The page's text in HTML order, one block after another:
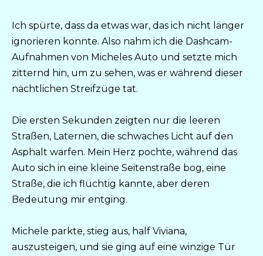
Ich spürte, dass da etwas war, das ich nicht länger
ignorieren konnte. Also nahm ich die Dashcam-
Aufnahmen von Micheles Auto und setzte mich
zitternd hin, um zu sehen, was er während dieser
nächtlichen Streifzüge tat.
Die ersten Sekunden zeigten nur die leeren
Straßen, Laternen, die schwaches Licht auf den
Asphalt warfen. Mein Herz pochte, während das
Auto sich in eine kleine Seitenstraße bog, eine
Straße, die ich flüchtig kannte, aber deren
Bedeutung mir entging.
Michele parkte, stieg aus, half Viviana,
auszusteigen, und sie ging auf eine winzige Tür